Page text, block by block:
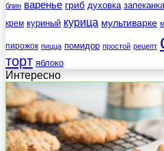
блин варенье гриб духовка запеканка
крем куриный курица мультиварке
пирожок пицца помидор простой рецепт
торт яблоко
Интересно